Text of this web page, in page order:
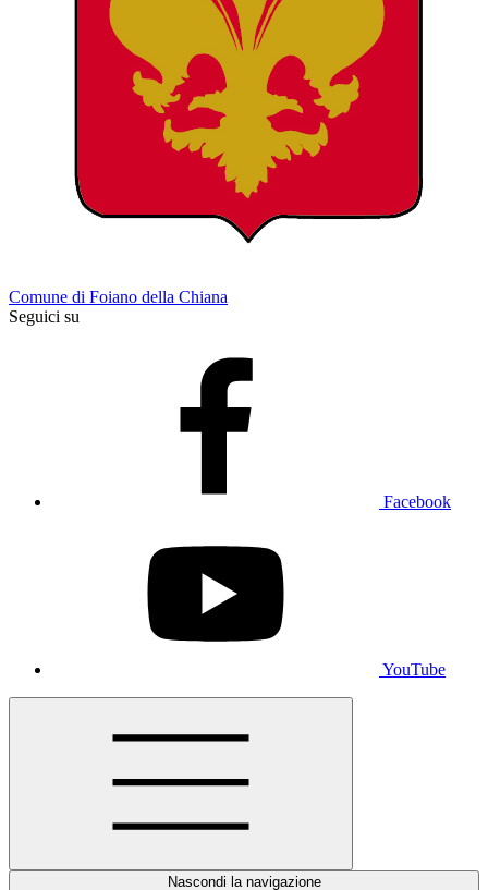
Comune di Foiano della Chiana
Seguici su
Facebook
YouTube
Nascondi la navigazione